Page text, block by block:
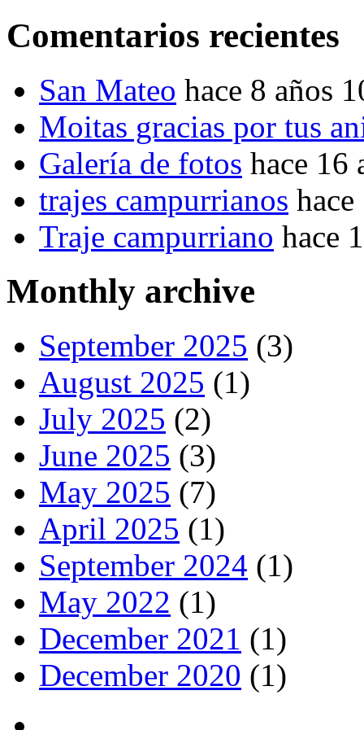
Comentarios recientes
San Mateo hace 8 años
Moitas gracias por tus
Galería de fotos hace 16
trajes campurrianos
Traje campurriano hace
Monthly archive
September 2025 (3)
August 2025 (1)
July 2025 (2)
June 2025 (3)
May 2025 (7)
April 2025 (1)
September 2024 (1)
May 2022 (1)
December 2021 (1)
December 2020 (1)